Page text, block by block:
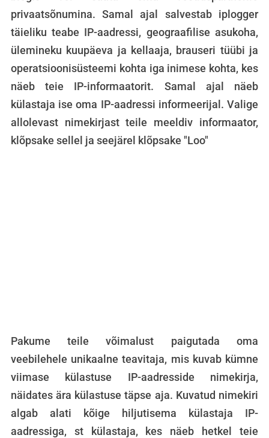
privaatsõnumina. Samal ajal salvestab iplogger
täieliku teabe IP-aadressi, geograafilise asukoha,
ülemineku kuupäeva ja kellaaja, brauseri tüübi ja
operatsioonisüsteemi kohta iga inimese kohta, kes
näeb teie IP-informaatorit. Samal ajal näeb
külastaja ise oma IP-aadressi informeerijal. Valige
allolevast nimekirjast teile meeldiv informaator,
klõpsake sellel ja seejärel klõpsake "Loo"
Pakume teile võimalust paigutada oma
veebilehele unikaalne teavitaja, mis kuvab kümne
viimase külastuse IP-aadresside nimekirja,
näidates ära külastuse täpse aja. Kuvatud nimekiri
algab alati kõige hiljutisema külastaja IP-
aadressiga, st külastaja, kes näeb hetkel teie